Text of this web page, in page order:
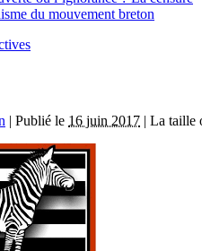
du mouvement breton
| Publié le 16 juin 2017 | La taille